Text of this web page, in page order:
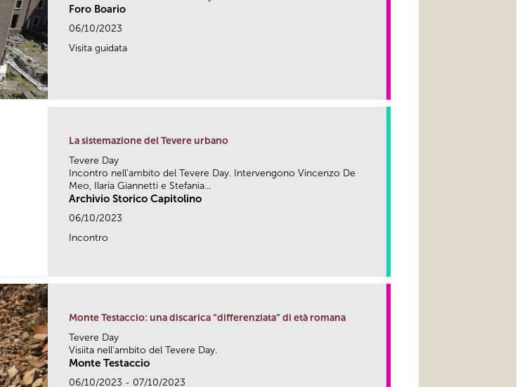
Foro Boario
06/10/2023
Visita guidata
La sistemazione del Tevere urbano
Tevere Day
Incontro nell'ambito del Tevere Day. Intervengono Vincenzo De
Meo, Ilaria Giannetti e Stefania...
Archivio Storico Capitolino
06/10/2023
Incontro
Monte Testaccio: una discarica “differenziata” di età romana
Tevere Day
Visiita nell'ambito del Tevere Day.
Monte Testaccio
06/10/2023 - 07/10/2023